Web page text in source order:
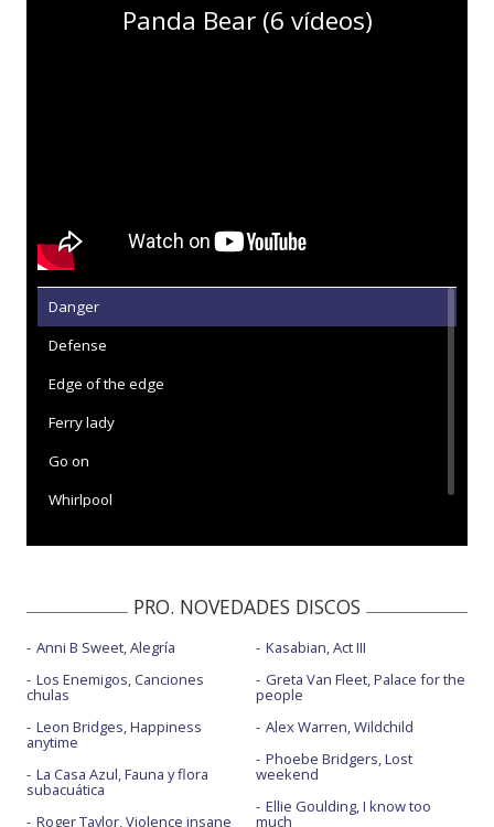
Panda Bear (6 vídeos)
Danger
Defense
Edge of the edge
Ferry lady
Go on
Whirlpool
PRO. NOVEDADES DISCOS
Anni B Sweet, Alegría
Los Enemigos, Canciones
chulas
Leon Bridges, Happiness
anytime
La Casa Azul, Fauna y flora
subacuática
Roger Taylor, Violence insane
Kasabian, Act III
Greta Van Fleet, Palace for the
people
Alex Warren, Wildchild
Phoebe Bridgers, Lost
weekend
Ellie Goulding, I know too
much